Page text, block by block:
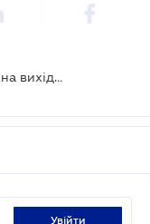
До побачення, осінь: прогноз погоди на вихідні 27–28 листопада
увійти